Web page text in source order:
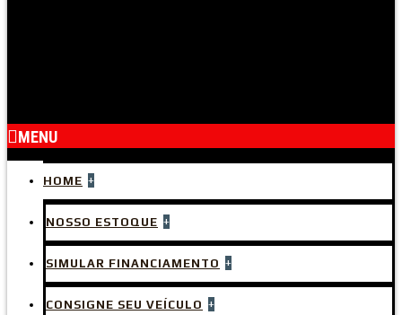
MENU
HOME +
NOSSO ESTOQUE +
SIMULAR FINANCIAMENTO +
CONSIGNE SEU VEÍCULO +